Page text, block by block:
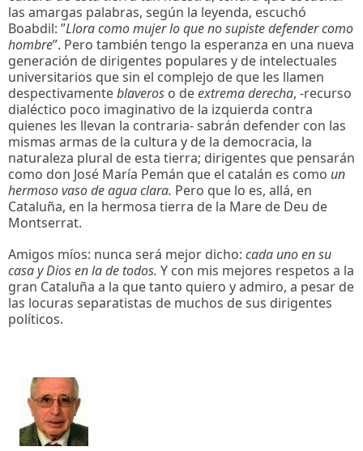
las amargas palabras, según la leyenda, escuchó
Boabdil: ”Llora como mujer lo que no supiste defender como
hombre”. Pero también tengo la esperanza en una nueva
generación de dirigentes populares y de intelectuales
universitarios que sin el complejo de que les llamen
despectivamenteblaveros o deextrema derecha, -recurso
dialéctico poco imaginativo de la izquierda contra
quienes les llevan la contraria- sabrán defender con las
mismas armas de la cultura y de la democracia, la
naturaleza plural de esta tierra; dirigentes que pensarán
como don José María Pemán que el catalán es como un
hermosovaso de agua clara. Pero que lo es, allá, en
Cataluña, en la hermosa tierra de la Mare de Deu de
Montserrat.
Amigos míos: nunca será mejor dicho: cada uno en su
casa y Dios en la de todos. Y con mis mejores respetos a la
gran Cataluña a la que tanto quiero y admiro, a pesar de
las locuras separatistas de muchos de sus dirigentes
políticos.